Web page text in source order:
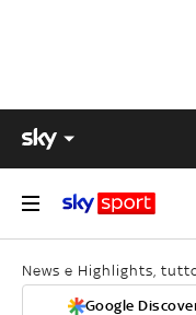
News e Highlights,
Google